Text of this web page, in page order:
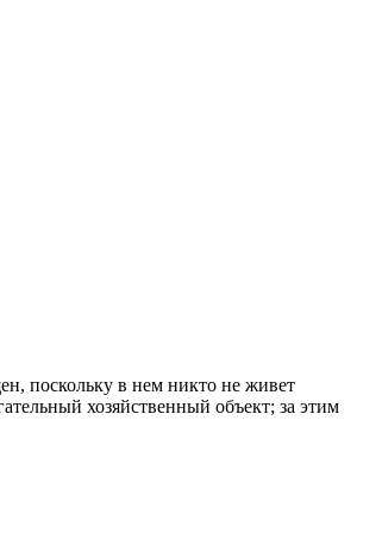
поскольку в нем никто не живет
хозяйственный объект; за этим